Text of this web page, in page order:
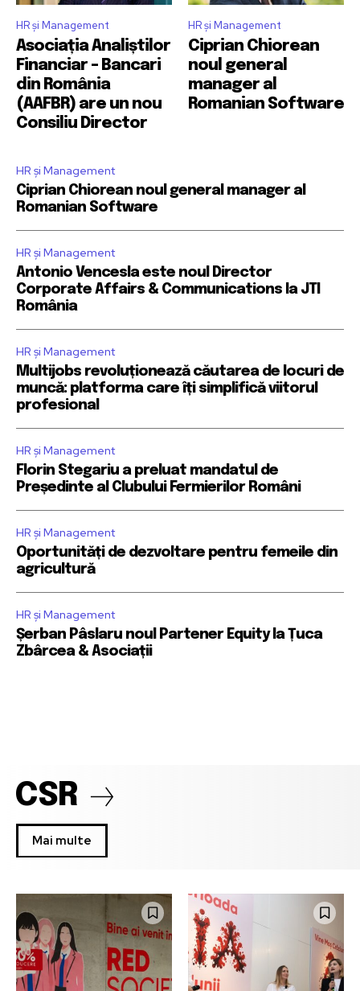
HR și Management
Asociația Analiștilor
Financiar – Bancari
din România
(AAFBR) are un nou
Consiliu Director
HR și Management
Ciprian Chiorean
noul general
manager al
Romanian Software
HR și Management
Ciprian Chiorean noul general manager al
Romanian Software
HR și Management
Antonio Vencesla este noul Director
Corporate Affairs & Communications la JTI
România
HR și Management
Multijobs revoluționează căutarea de locuri de
muncă: platforma care îți simplifică viitorul
profesional
HR și Management
Florin Stegariu a preluat mandatul de
Președinte al Clubului Fermierilor Români
HR și Management
Oportunități de dezvoltare pentru femeile din
agricultură
HR și Management
Șerban Pâslaru noul Partener Equity la Țuca
Zbârcea & Asociații
CSR
Mai multe